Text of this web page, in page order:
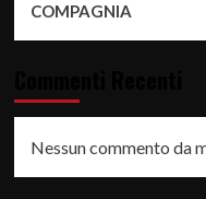
COMPAGNIA
Nessun commento da